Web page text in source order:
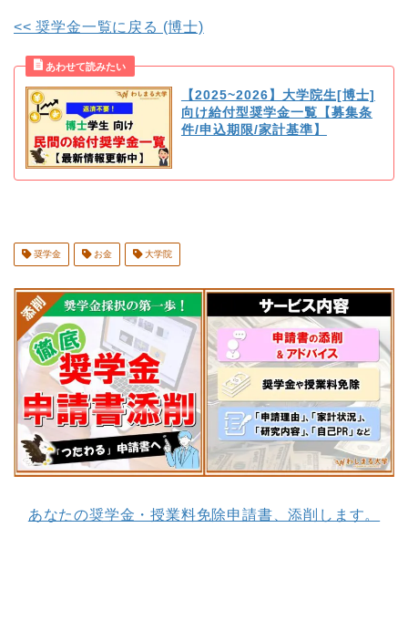
<< 奨学金一覧に戻る (博士)
【2025~2026】大学院生[博士]
向け給付型奨学金一覧【募集条
件/申込期限/家計基準】
奨学金 お金 大学院
あなたの奨学金・授業料免除申請書、添削します。